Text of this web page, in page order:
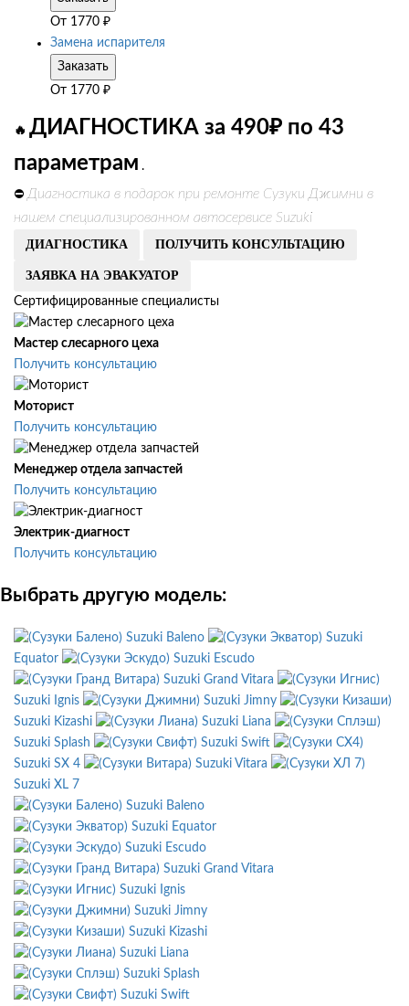
От 1770 ₽
Замена испарителя
Заказать
От 1770 ₽
🔥 ДИАГНОСТИКА за 490₽ по 43
параметрам .
⛔ Диагностика в подарок при ремонте Сузуки Джимни в
нашем специализированном автосервисе Suzuki
ДИАГНОСТИКА ПОЛУЧИТЬ КОНСУЛЬТАЦИЮ
ЗАЯВКА НА ЭВАКУАТОР
Сертифицированные специалисты
Мастер слесарного цеха
Получить консультацию
Моторист
Получить консультацию
Менеджер отдела запчастей
Получить консультацию
Электрик-диагност
Получить консультацию
Выбрать другую модель:
Suzuki Baleno
Suzuki
Equator
Suzuki Escudo
Suzuki Grand Vitara
Suzuki Ignis
Suzuki Jimny
Suzuki Kizashi
Suzuki Liana
Suzuki Splash
Suzuki Swift
Suzuki SX 4
Suzuki Vitara
Suzuki XL 7
Suzuki Baleno
Suzuki Equator
Suzuki Escudo
Suzuki Grand Vitara
Suzuki Ignis
Suzuki Jimny
Suzuki Kizashi
Suzuki Liana
Suzuki Splash
Suzuki Swift